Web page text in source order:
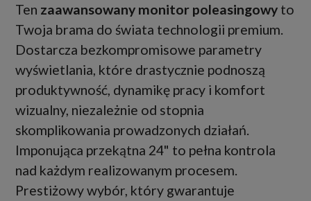
Ten zaawansowany monitor poleasingowy to
Twoja brama do świata technologii premium.
Dostarcza bezkompromisowe parametry
wyświetlania, które drastycznie podnoszą
produktywność, dynamikę pracy i komfort
wizualny, niezależnie od stopnia
skomplikowania prowadzonych działań.
Imponująca przekątna 24" to pełna kontrola
nad każdym realizowanym procesem.
Prestiżowy wybór, który gwarantuje